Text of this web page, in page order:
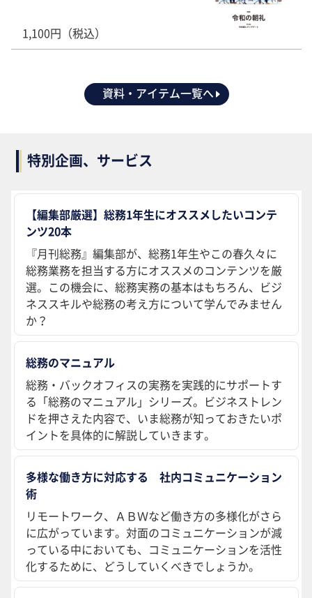
1,100円（税込）
資料・アイテム一覧へ
特別企画、サービス
【編集部厳選】総務1年生にオススメしたいコンテ
ンツ20本
『月刊総務』編集部が、総務1年生やこの春久々に
総務業務を担当する方にオススメのコンテンツを厳
選。この機会に、総務実務の基本はもちろん、ビジ
ネススキルや総務の考え方について学んでみません
か？
総務のマニュアル
総務・バックオフィスの実務を実践的にサポートす
る「総務のマニュアル」シリーズ。ビジネストレン
ドを押さえた内容で、いま総務が知っておきたいポ
イントを具体的に解説していきます。
多様な働き方に対応する 社内コミュニケーション
術
リモートワーク、ＡＢＷなど働き方の多様化がさら
に広がっています。対面のコミュニケーションが減
っている中においても、コミュニケーションを活性
化するために、どうしていくべきでしょうか。